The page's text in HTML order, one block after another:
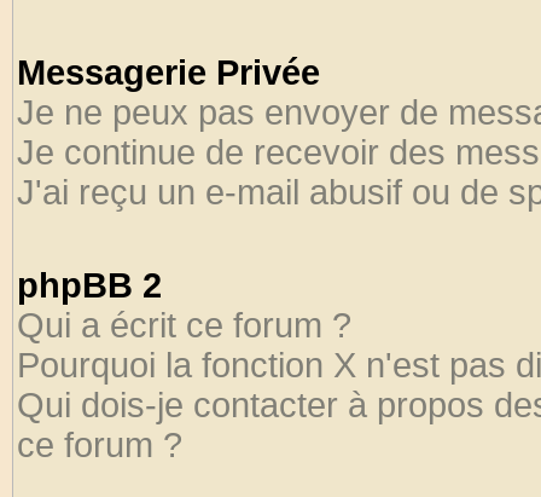
Messagerie Privée
Je ne peux pas envoyer de
Je continue de recevoir des
J'ai reçu un e-mail abusif ou de
phpBB 2
Qui a écrit ce forum ?
Pourquoi la fonction X n'est pas
Qui dois-je contacter à propos
ce forum ?